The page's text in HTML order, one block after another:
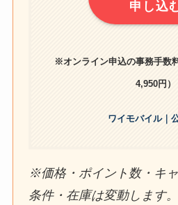
申し込
※オンライン申込の事務手数
4,950円）
ワイモバイル｜
※価格・ポイント数・キ
条件・在庫は変動します